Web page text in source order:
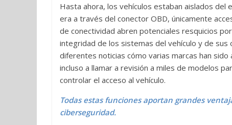
Hasta ahora, los vehículos estaban aislados
era a través del conector OBD, únicamente
de conectividad abren potenciales resquicios
integridad de los sistemas del vehículo y de
diferentes noticias cómo varias marcas han
incluso a llamar a revisión a miles de modelos
controlar el acceso al vehículo.
Todas estas funciones aportan grandes
ciberseguridad.